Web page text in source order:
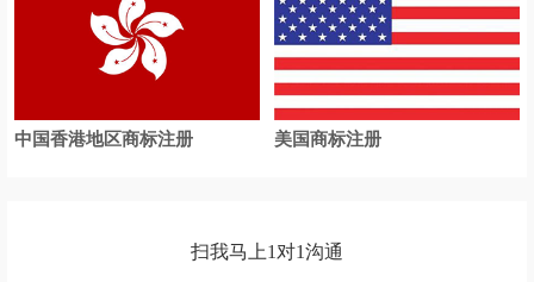
中国香港地区商标注册 美国商标注册
扫我马上1对1沟通